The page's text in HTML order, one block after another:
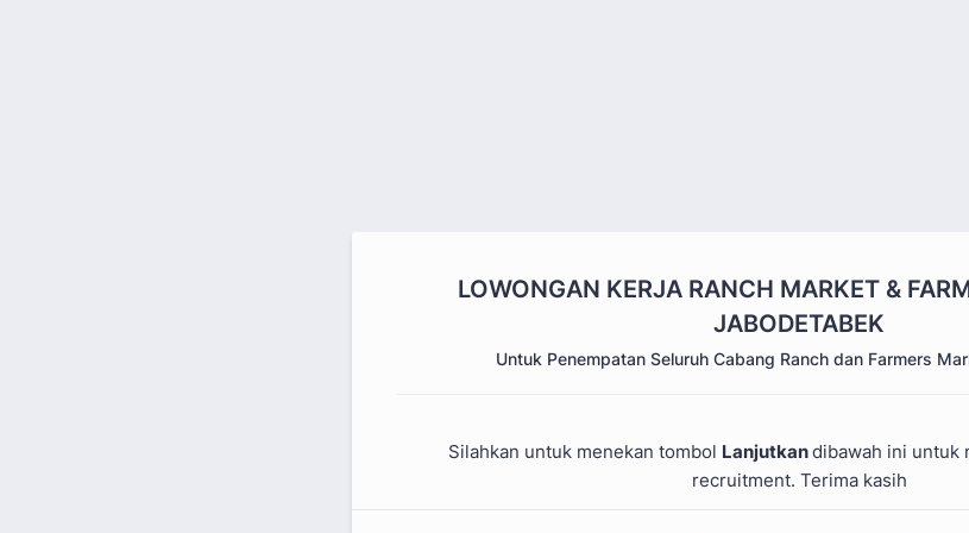
LOWONGAN KERJA RANCH MARKET &
JABODETABEK
Untuk Penempatan Seluruh Cabang Ranch dan Farmers
Silahkan untuk menekan tombol Lanjutkandibawah ini untuk
recruitment. Terima kasih